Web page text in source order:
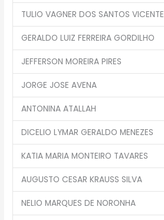
TULIO VAGNER DOS SANTOS VICENTE
GERALDO LUIZ FERREIRA GORDILHO
JEFFERSON MOREIRA PIRES
JORGE JOSE AVENA
ANTONINA ATALLAH
DICELIO LYMAR GERALDO MENEZES
KATIA MARIA MONTEIRO TAVARES
AUGUSTO CESAR KRAUSS SILVA
NELIO MARQUES DE NORONHA